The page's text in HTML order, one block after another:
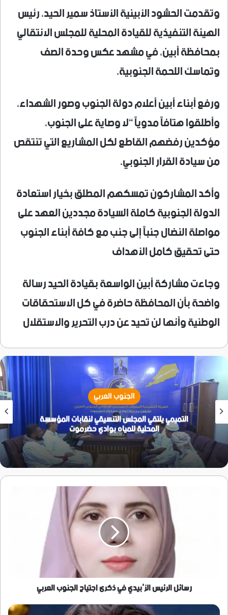
وتقدمت الحشود الأبينية الأستاذ سمير الحيد، رئيس
الهيئة التنفيذية للقيادة المحلية للمجلس الانتقالي
بمحافظة أبين، في مشهد عكس وحدة الصف
وتماسك اللحمة الجنوبية.
ورفع أبناء أبين أعلام دولة الجنوب وصور الشهداء،
وأطلقوا هتافاً مدوياً “لا وصاية على الجنوب،
مؤكدين رفضهم القاطع لكل المشاريع التي تنتقص
من سيادة القرار الجنوبي.
وأكد المشاركون تمسكهم المطلق بخيار استعادة
الدولة الجنوبية كاملة السيادة مجددين العهد على
مواصلة النضال جنباً إلى جنب مع كافة أبناء الجنوب
حتى تحقيق كامل الأهداف
وجاءت مشاركة أبين الواسعة بقيادة الحيد رسالة
واضحة بأن المحافظة حاضرة في كل الاستحقاقات
الوطنية وأنها لن تحيد عن درب التحرير والاستقلال
الجنوب العربي
التميمي يلتقي المجلس التنسيقي لنقابات المؤسسة
المحلية للمياه بوادي حضرموت
رسائل الرئيس الزُبيدي في ذكرى اجتياح الجنوب العربي
عمرو